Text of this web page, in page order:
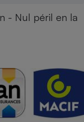
- Nul péril en la